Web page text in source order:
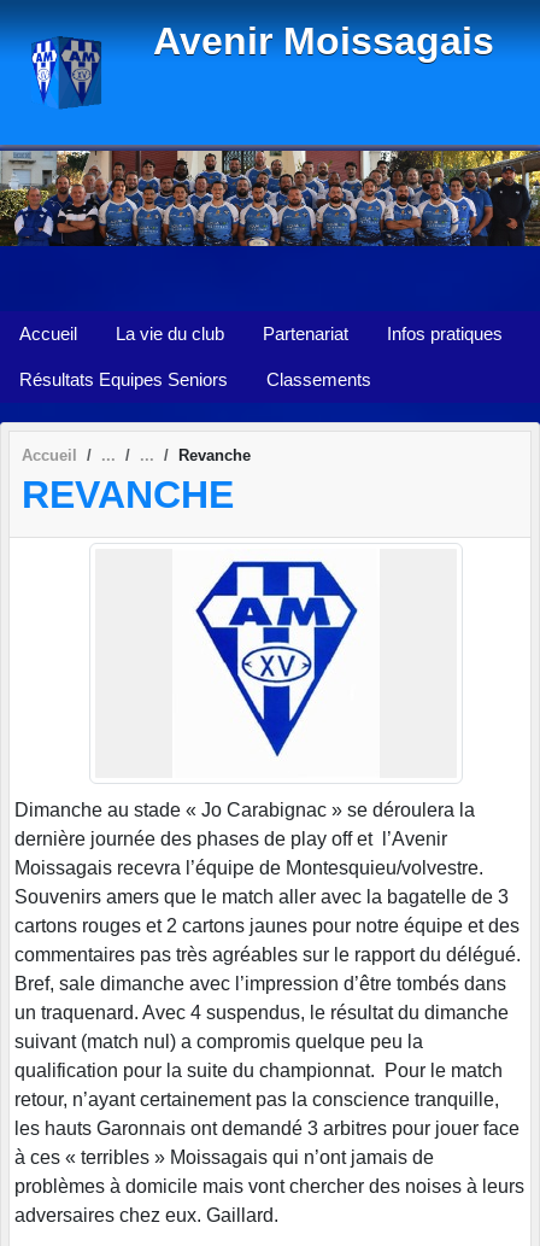
Avenir Moissagais
Accueil La vie du club Partenariat Infos pratiques
Résultats Equipes Seniors Classements
Accueil Revanche
REVANCHE
Dimanche au stade « Jo Carabignac » se déroulera la
dernière journée des phases de play off et l’Avenir
Moissagais recevra l’équipe de Montesquieu/volvestre.
Souvenirs amers que le match aller avec la bagatelle de 3
cartons rouges et 2 cartons jaunes pour notre équipe et des
commentaires pas très agréables sur le rapport du délégué.
Bref, sale dimanche avec l’impression d’être tombés dans
un traquenard. Avec 4 suspendus, le résultat du dimanche
suivant (match nul) a compromis quelque peu la
qualification pour la suite du championnat. Pour le match
retour, n’ayant certainement pas la conscience tranquille,
les hauts Garonnais ont demandé 3 arbitres pour jouer face
à ces « terribles » Moissagais qui n’ont jamais de
problèmes à domicile mais vont chercher des noises à leurs
adversaires chez eux. Gaillard.